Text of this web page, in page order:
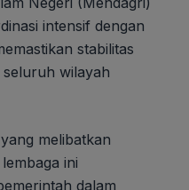
intensif dengan
stabilitas
wilayah
melibatkan
ini
dalam